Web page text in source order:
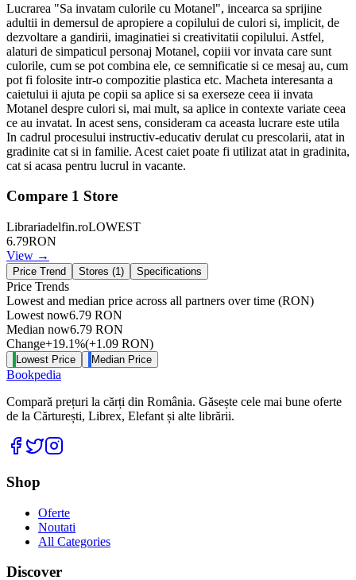
Lucrarea "Sa invatam culorile cu Motanel", incearca sa sprijine
adultii in demersul de apropiere a copilului de culori si, implicit, de
dezvoltare a gandirii, imaginatiei si creativitatii copilului. Astfel,
alaturi de simpaticul personaj Motanel, copiii vor invata care sunt
culorile, cum se pot combina ele, ce semnificatie si ce mesaj au, cum
pot fi folosite intr-o compozitie plastica etc. Macheta interesanta a
caietului ii ajuta pe copii sa aplice si sa exerseze ceea ii invata
Motanel despre culori si, mai mult, sa aplice in contexte variate ceea
ce au invatat. In acest sens, consideram ca aceasta lucrare este utila
In cadrul procesului instructiv-educativ derulat cu prescolarii, atat in
gradinite cat si in familie. Acest caiet poate fi utilizat atat in gradinita,
cat si acasa pentru lucrul in vacante.
Compare 1 Store
Librariadelfin.roLOWEST
6.79RON
View →
Price Trend Stores (1) Specifications
Price Trends
Lowest and median price across all partners over time (RON)
Lowest now6.79 RON
Median now6.79 RON
Change+19.1%(+1.09 RON)
Lowest Price Median Price
Bookpedia
Compară prețuri la cărți din România. Găsește cele mai bune oferte
de la Cărturești, Librex, Elefant și alte librării.
Facebook
Twitter
Shop
Oferte
Noutati
All Categories
Discover